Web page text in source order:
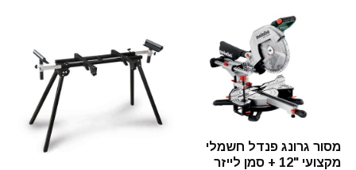
מסור גרונג פנדל חשמלי
מקצועי "12 + סמן לייזר